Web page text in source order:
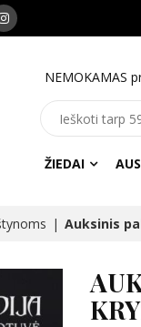
NEMOKAMAS
ŽIEDAI
Auksinis